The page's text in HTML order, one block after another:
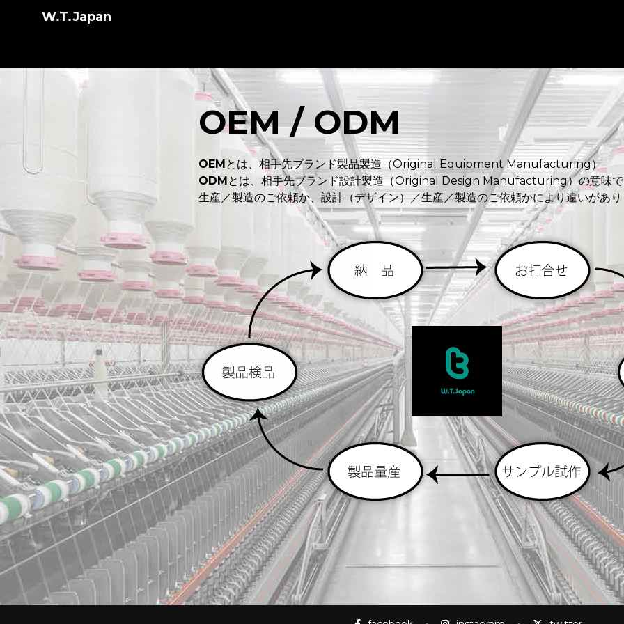
W.T.Japan
OEM / ODM
OEMとは、相手先ブランド製品製造（Original Equipment Manufacturing）
ODMとは、相手先ブランド設計製造（Original Design Manufacturing）の意味で
生産／製造のご依頼か、設計（デザイン）／生産／製造のご依頼かにより違いがあ